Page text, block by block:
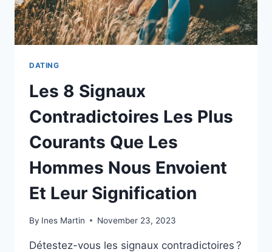
DATING
Les 8 Signaux
Contradictoires Les Plus
Courants Que Les
Hommes Nous Envoient
Et Leur Signification
By Ines Martin November 23, 2023
Détestez-vous les signaux contradictoires ?